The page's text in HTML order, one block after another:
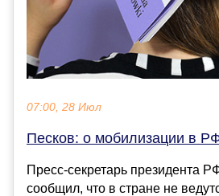
07:00, 28 Июл
Песков: о мобилизации в
Пресс-секретарь президента
сообщил, что в стране не